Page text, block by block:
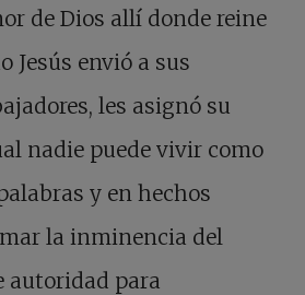
de Dios allí donde reine
Jesús envió a sus
les asignó su
nadie puede vivir como
y en hechos
la inminencia del
autoridad para